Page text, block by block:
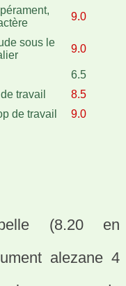
9.0
sous le
9.0
6.5
travail
8.5
de travail
9.0
(8.20 en
alezane 4